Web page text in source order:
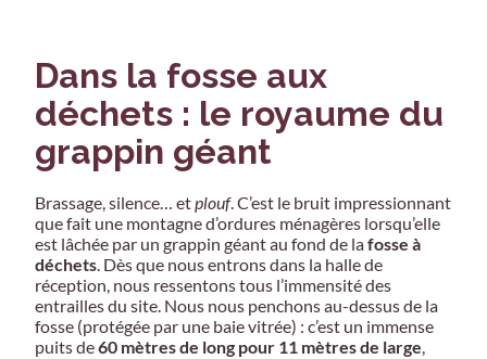
Dans la fosse aux
déchets : le royaume du
grappin géant
Brassage, silence… etplouf. C’est le bruit impressionnant
que fait une montagne d’ordures ménagères lorsqu’elle
est lâchée par un grappin géant au fond de lafosse à
déchets. Dès que nous entrons dans la halle de
réception, nous ressentons tous l’immensité des
entrailles du site. Nous nous penchons au-dessus de la
fosse (protégée par une baie vitrée) : c’est un immense
puits de60 mètres de long pour 11 mètres de large,